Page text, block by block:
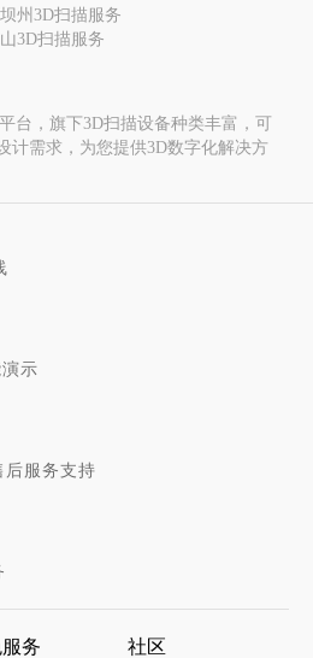
州3D扫描服务
3D扫描服务
台，旗下3D扫描设备种类丰富，可
计需求，为您提供3D数字化解决方
示
后服务支持
务 社区